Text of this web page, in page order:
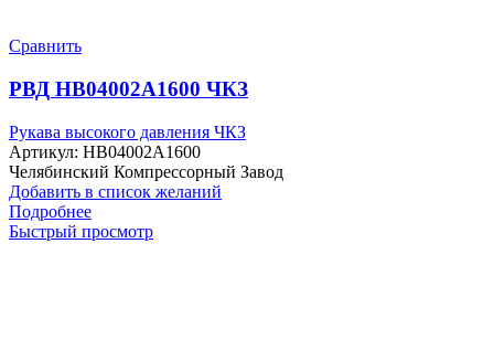
Сравнить
РВД HB04002A1600 ЧКЗ
Рукава высокого давления ЧКЗ
Артикул: HB04002A1600
Челябинский Компрессорный Завод
Добавить в список желаний
Подробнее
Быстрый просмотр